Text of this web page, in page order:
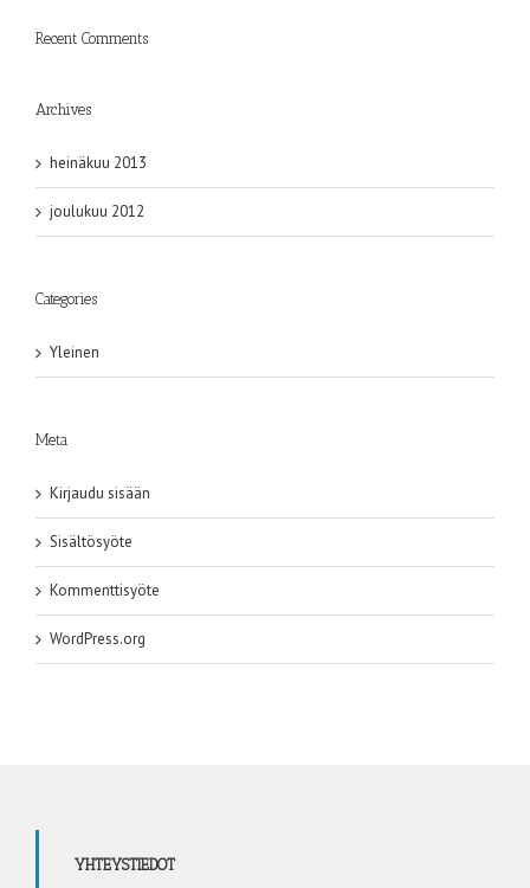
Recent Comments
Archives
heinäkuu 2013
joulukuu 2012
Categories
Yleinen
Meta
Kirjaudu sisään
Sisältösyöte
Kommenttisyöte
WordPress.org
YHTEYSTIEDOT